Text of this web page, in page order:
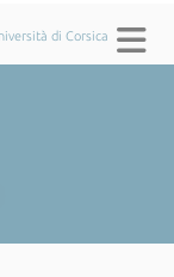
di Corsica